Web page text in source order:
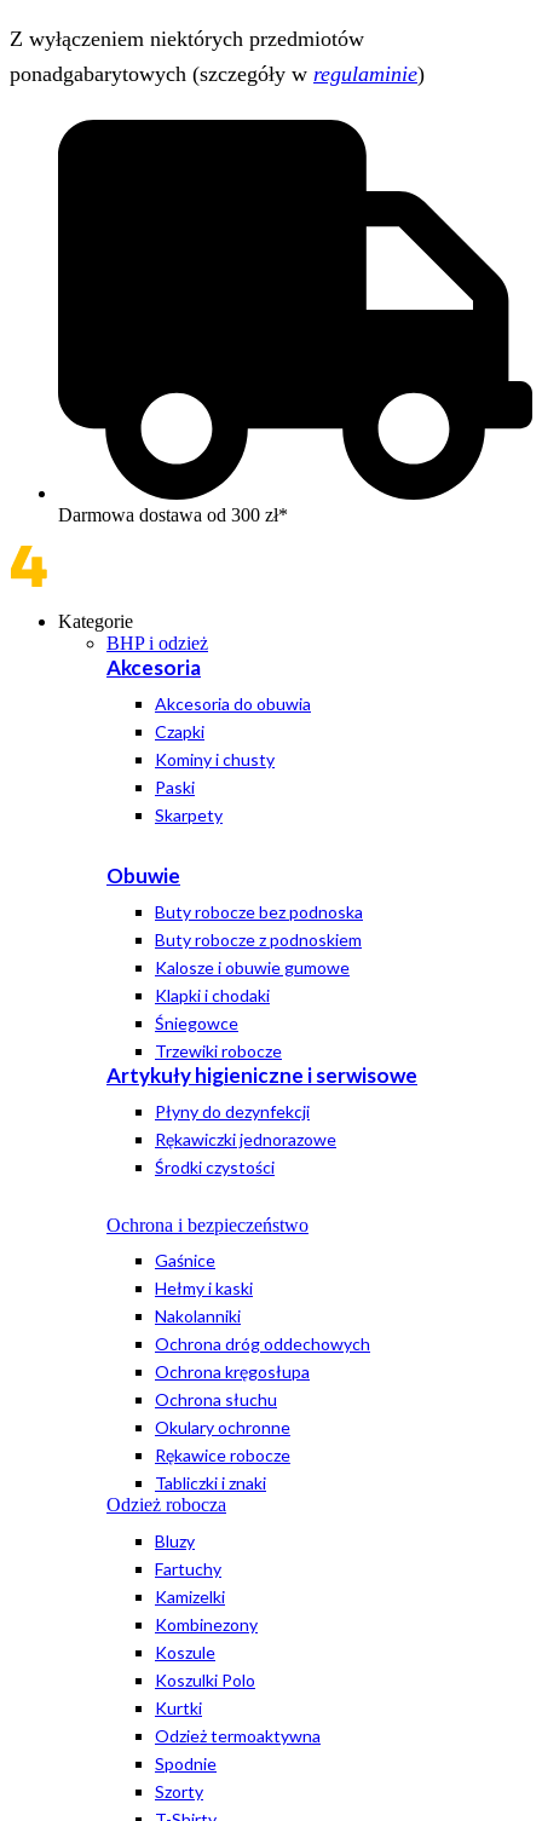
Z wyłączeniem niektórych przedmiotów
ponadgabarytowych (szczegóły w regulaminie)
Darmowa dostawa od 300 zł*
Kategorie
BHP i odzież
Akcesoria
Akcesoria do obuwia
Czapki
Kominy i chusty
Paski
Skarpety
Obuwie
Buty robocze bez podnoska
Buty robocze z podnoskiem
Kalosze i obuwie gumowe
Klapki i chodaki
Śniegowce
Trzewiki robocze
Artykuły higieniczne i serwisowe
Płyny do dezynfekcji
Rękawiczki jednorazowe
Środki czystości
Ochrona i bezpieczeństwo
Gaśnice
Hełmy i kaski
Nakolanniki
Ochrona dróg oddechowych
Ochrona kręgosłupa
Ochrona słuchu
Okulary ochronne
Rękawice robocze
Tabliczki i znaki
Odzież robocza
Bluzy
Fartuchy
Kamizelki
Kombinezony
Koszule
Koszulki Polo
Kurtki
Odzież termoaktywna
Spodnie
Szorty